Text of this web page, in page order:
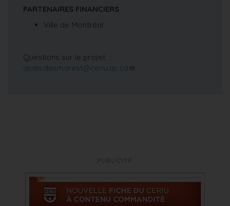
PARTENAIRES FINANCIERS
Ville de Montréal
Questions sur le projet :
anais.desmarest@ceriu.qc.ca